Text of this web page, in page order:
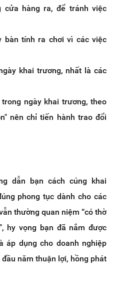
cửa hàng ra, để tránh việc
bàn tính ra chơi vì các việc
khai trương, nhất là các
ngày khai trương, theo
nên chỉ tiến hành trao đổi
dẫn bạn cách cúng khai
phong tục dành cho các
thường quan niệm “có thờ
hy vọng bạn đã nắm được
áp dụng cho doanh nghiệp
năm thuận lợi, hồng phát